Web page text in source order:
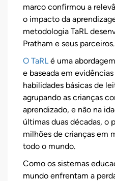
marco confirmou a
o impacto da
metodologia TaRL
Pratham e seus parceiros.
O TaRLé uma
e baseada em
habilidades básicas de
agrupando as crianças
aprendizado, e não na
últimas duas décadas, o
milhões de crianças em
todo o mundo.
Como os sistemas
mundo enfrentam a